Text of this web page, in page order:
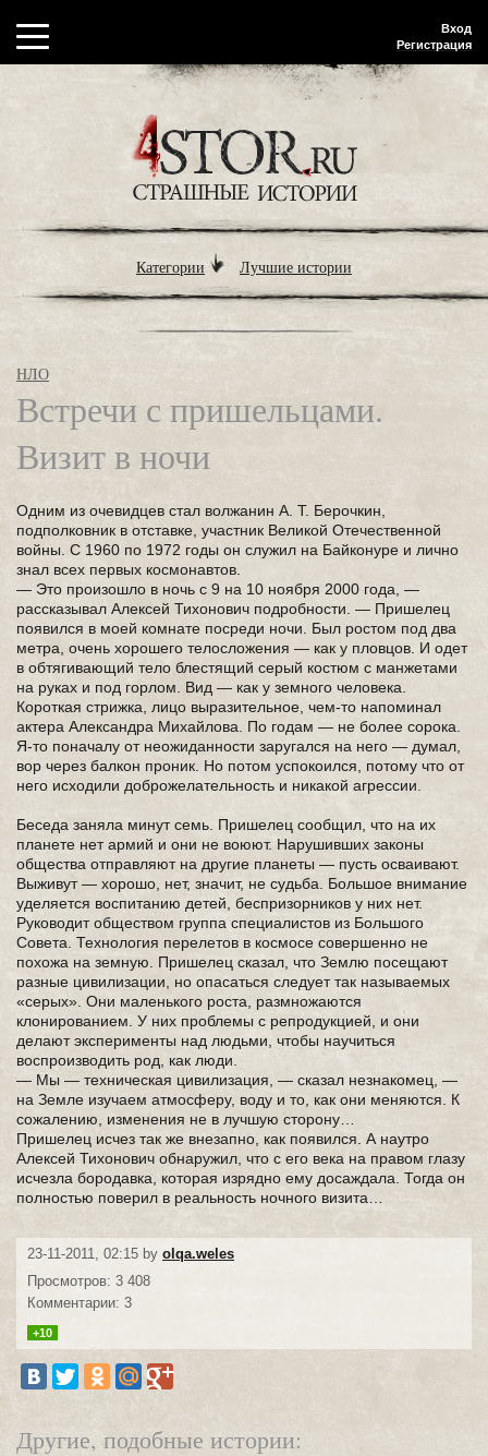
Вход
Регистрация
Категории Лучшие истории
НЛО
Встречи с пришельцами.
Визит в ночи
Одним из очевидцев стал волжанин А. Т. Берочкин,
подполковник в отставке, участник Великой Отечественной
войны. С 1960 по 1972 годы он служил на Байконуре и лично
знал всех первых космонавтов.
— Это произошло в ночь с 9 на 10 ноября 2000 года, —
рассказывал Алексей Тихонович подробности. — Пришелец
появился в моей комнате посреди ночи. Был ростом под два
метра, очень хорошего телосложения — как у пловцов. И одет
в обтягивающий тело блестящий серый костюм с манжетами
на руках и под горлом. Вид — как у земного человека.
Короткая стрижка, лицо выразительное, чем-то напоминал
актера Александра Михайлова. По годам — не более сорока.
Я-то поначалу от неожиданности заругался на него — думал,
вор через балкон проник. Но потом успокоился, потому что от
него исходили доброжелательность и никакой агрессии.
Беседа заняла минут семь. Пришелец сообщил, что на их
планете нет армий и они не воюют. Нарушивших законы
общества отправляют на другие планеты — пусть осваивают.
Выживут — хорошо, нет, значит, не судьба. Большое внимание
уделяется воспитанию детей, беспризорников у них нет.
Руководит обществом группа специалистов из Большого
Совета. Технология перелетов в космосе совершенно не
похожа на земную. Пришелец сказал, что Землю посещают
разные цивилизации, но опасаться следует так называемых
«серых». Они маленького роста, размножаются
клонированием. У них проблемы с репродукцией, и они
делают эксперименты над людьми, чтобы научиться
воспроизводить род, как люди.
— Мы — техническая цивилизация, — сказал незнакомец, —
на Земле изучаем атмосферу, воду и то, как они меняются. К
сожалению, изменения не в лучшую сторону…
Пришелец исчез так же внезапно, как появился. А наутро
Алексей Тихонович обнаружил, что с его века на правом глазу
исчезла бородавка, которая изрядно ему досаждала. Тогда он
полностью поверил в реальность ночного визита…
23-11-2011, 02:15 by olqa.weles
Просмотров: 3 408
Комментарии: 3
+10
Другие, подобные истории: